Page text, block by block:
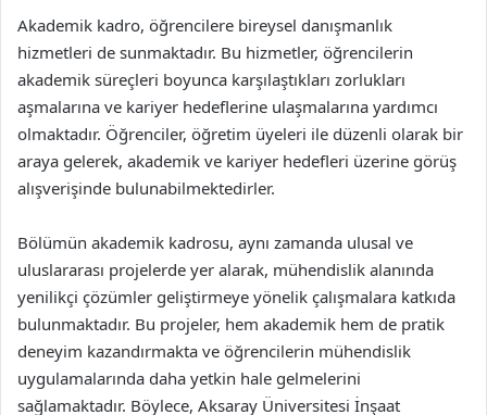
Akademik kadro, öğrencilere bireysel danışmanlık
hizmetleri de sunmaktadır. Bu hizmetler, öğrencilerin
akademik süreçleri boyunca karşılaştıkları zorlukları
aşmalarına ve kariyer hedeflerine ulaşmalarına yardımcı
olmaktadır. Öğrenciler, öğretim üyeleri ile düzenli olarak bir
araya gelerek, akademik ve kariyer hedefleri üzerine görüş
alışverişinde bulunabilmektedirler.
Bölümün akademik kadrosu, aynı zamanda ulusal ve
uluslararası projelerde yer alarak, mühendislik alanında
yenilikçi çözümler geliştirmeye yönelik çalışmalara katkıda
bulunmaktadır. Bu projeler, hem akademik hem de pratik
deneyim kazandırmakta ve öğrencilerin mühendislik
uygulamalarında daha yetkin hale gelmelerini
sağlamaktadır. Böylece, Aksaray Üniversitesi İnşaat